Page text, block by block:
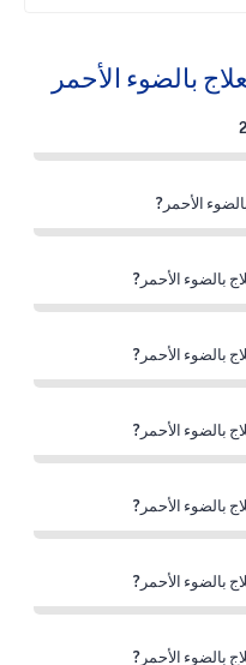
بالضوء الأحمر
الأحمر?
بالضوء الأحمر?
بالضوء الأحمر?
بالضوء الأحمر?
بالضوء الأحمر?
بالضوء الأحمر?
بالضوء الأحمر?